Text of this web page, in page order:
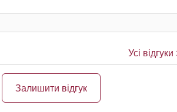
Усі відгуки
Залишити відгук